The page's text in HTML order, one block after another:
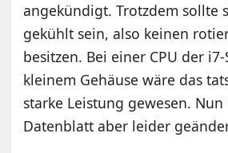
angekündigt. Trotzdem sollte
gekühlt sein, also keinen
besitzen. Bei einer CPU der
kleinem Gehäuse wäre das
starke Leistung gewesen. Nun
Datenblatt aber leider